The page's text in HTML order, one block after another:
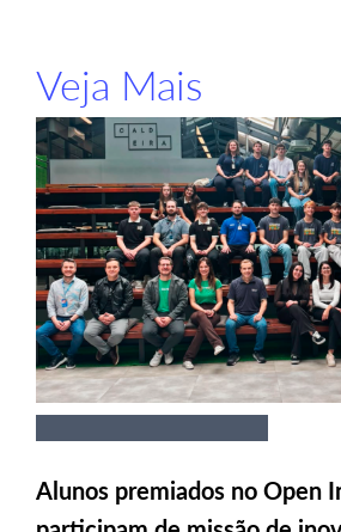
Veja Mais
Alunos premiados no Open